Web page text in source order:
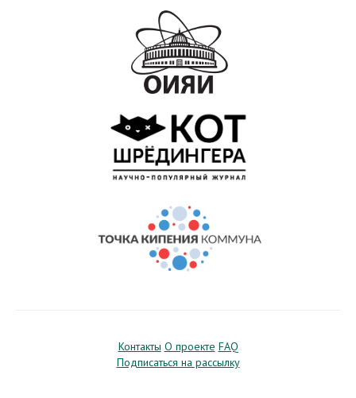
Контакты О проекте FAQ
Подписаться на рассылку